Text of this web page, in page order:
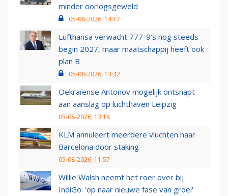
minder oorlogsgeweld
05-08-2026, 14:17
Lufthansa verwacht 777-9’s nog steeds
begin 2027, maar maatschappij heeft ook
plan B
05-08-2026, 13:42
Oekraïense Antonov mogelijk ontsnapt
aan aanslag op luchthaven Leipzig
05-08-2026, 13:18
KLM annuleert meerdere vluchten naar
Barcelona door staking
05-08-2026, 11:57
Willie Walsh neemt het roer over bij
IndiGo: 'op naar nieuwe fase van groei'